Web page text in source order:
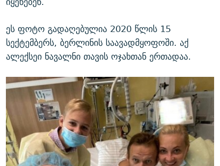
ეს ფოტო გადაღებულია 2020 წლის 15
სექტემბერს, ბერლინის საავადმყოფოში. აქ
ალექსეი ნავალნი თავის ოჯახთან ერთადაა.